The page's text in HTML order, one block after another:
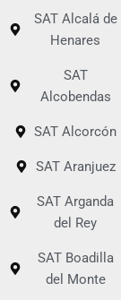
SAT Alcalá de
Henares
SAT
Alcobendas
SAT Alcorcón
SAT Aranjuez
SAT Arganda
del Rey
SAT Boadilla
del Monte